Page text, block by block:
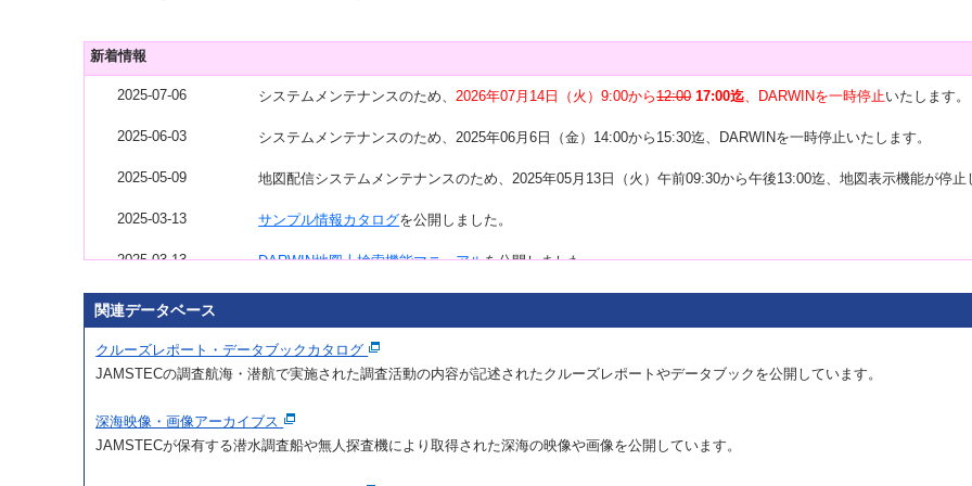
新着情報
2025-07-06 システムメンテナンスのため、 2026年07月14日（火）9:00から12:00 17:00迄 、DARWINを一時停止いたします。
2025-06-03 システムメンテナンスのため、2025年06月6日（金）14:00から15:30迄、DARWINを一時停止いたします。
2025-05-09 地図配信システムメンテナンスのため、2025年05月13日（火）午前09:30から午後13:00迄、地図表示機能が停止
2025-03-13 サンプル情報カタログを公開しました。
2025-03-13 DARWIN地図上検索機能マニュアルを公開しました。
2025-02-25
2025-02-12 サーバメンテナンスのため、2025年02月28日（金）午後12:00から13:00 迄、DARWINを一時停止いたします。
2025-02-07
ネットワークメンテナンスのため、2025年02月21日（金）午前10:00から2025年02月25日（火）午後12:00 迄、
2025-01-15 地図上から「範囲を指定したデータ検索」が可能になりました。
関連データベース
クルーズレポート・データブックカタログ
JAMSTECの調査航海・潜航で実施された調査活動の内容が記述されたクルーズレポートやデータブックを公開しています。
深海映像・画像アーカイブス
JAMSTECが保有する潜水調査船や無人探査機により取得された深海の映像や画像を公開しています。